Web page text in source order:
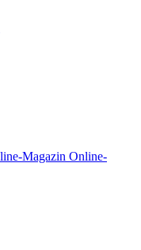
Online-